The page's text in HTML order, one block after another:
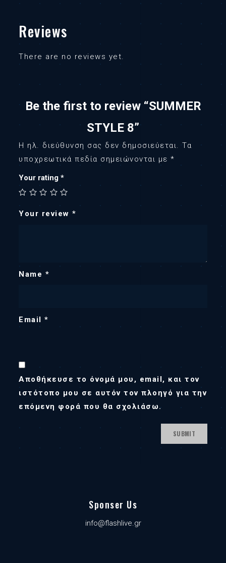
Reviews
There are no reviews yet.
Be the first to review “SUMMER
STYLE 8”
Η ηλ. διεύθυνση σας δεν δημοσιεύεται.
Τα
υποχρεωτικά πεδία σημειώνονται με*
Your rating*
Your review*
Name *
Email*
Αποθήκευσε το όνομά μου, email, και τον
ιστότοπο μου σε αυτόν τον πλοηγό για την
επόμενη φορά που θα σχολιάσω.
Sponser Us
info@flashlive.gr